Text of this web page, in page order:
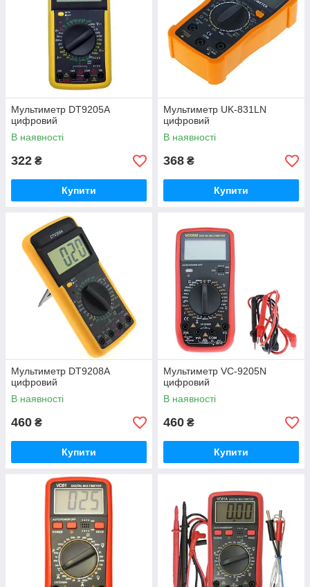
Мультиметр DT9205A
цифровий
В наявності
322 ₴
Купити
Мультиметр UK-831LN
цифровий
В наявності
368 ₴
Купити
Мультиметр DT9208A
цифровий
В наявності
460 ₴
Купити
Мультиметр VC-9205N
цифровий
В наявності
460 ₴
Купити